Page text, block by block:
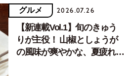
グルメ 2026.07.26
【新連載Vol.1】旬のきゅう
りが主役！ 山椒としょうが
の風味が爽やかな、夏疲れを